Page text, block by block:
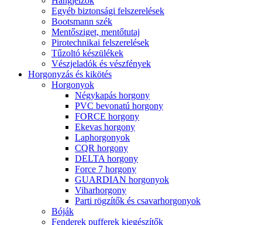
Egyéb biztonsági felszerelések
Bootsmann szék
Mentősziget, mentőtutaj
Pirotechnikai felszerelések
Tűzoltó készülékek
Vészjeladók és vészfények
Horgonyzás és kikötés
Horgonyok
Négykapás horgony
PVC bevonatú horgony
FORCE horgony
Ekevas horgony
Laphorgonyok
CQR horgony
DELTA horgony
Force 7 horgony
GUARDIAN horgonyok
Viharhorgony
Parti rögzítők és csavarhorgonyok
Bóják
Fenderek pufferek kiegészítők